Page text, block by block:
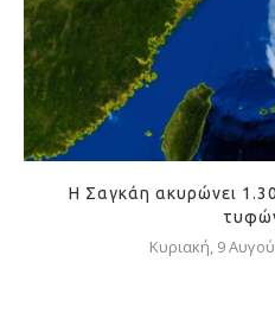
Η Σαγκάη ακυρώνει
Κυριακή, 9